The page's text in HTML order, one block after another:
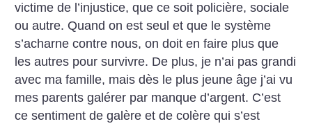
victime de l’injustice, que ce soit policière, sociale
ou autre. Quand on est seul et que le système
s’acharne contre nous, on doit en faire plus que
les autres pour survivre. De plus, je n’ai pas grandi
avec ma famille, mais dès le plus jeune âge j’ai vu
mes parents galérer par manque d’argent. C’est
ce sentiment de galère et de colère qui s’est